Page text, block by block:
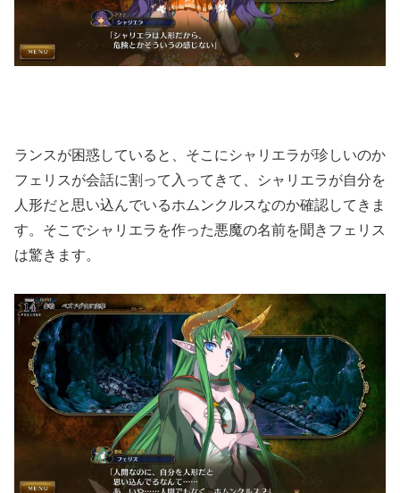
ランスが困惑していると、そこにシャリエラが珍しいのか
フェリスが会話に割って入ってきて、シャリエラが自分を
人形だと思い込んでいるホムンクルスなのか確認してきま
す。そこでシャリエラを作った悪魔の名前を聞きフェリス
は驚きます。